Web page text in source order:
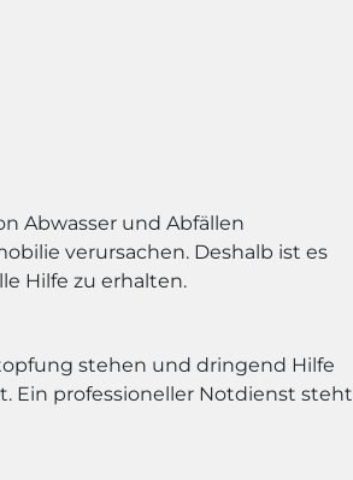
Abwasser und Abfällen
verursachen. Deshalb ist es
Hilfe zu erhalten.
stehen und dringend Hilfe
Ein professioneller Notdienst steht